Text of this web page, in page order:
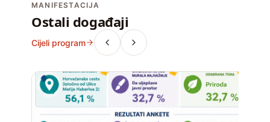
MANIFESTACIJA
Ostali događaji
Cijeli program